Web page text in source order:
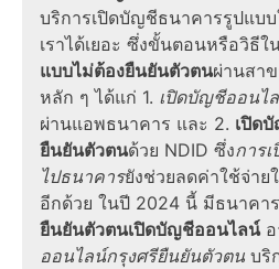
บริการเปิดบัญชีธนาคารรูปแบ
เราได้เยอะ ซึ่งขั้นตอนหรือวิธีใ
แบบไม่ต้องยืนยันตัวตนผ่านสา
หลัก ๆ ได้แก่ 1. เปิดบัญชีออนไ
ผ่านแอพธนาคาร และ 2. เปิด
ยืนยันตัวตนด้วย NDID ซึ่งการ
ไปธนาคารยังช่วยลดค่าใช้จ่าย
อีกด้วย ในปี 2024 นี้ มีธนาคา
ยืนยันตัวตนเปิดบัญชีออนไลน์อ
ออนไลน์กรุงศรียืนยันตัวตน บริ